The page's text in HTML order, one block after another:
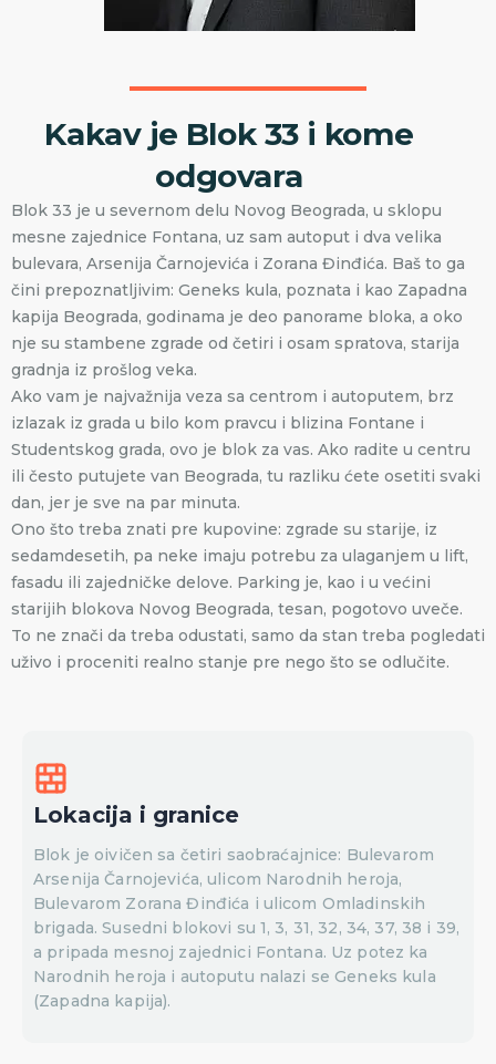
Kakav je Blok 33 i kome
odgovara
Blok 33 je u severnom delu Novog Beograda, u sklopu
mesne zajednice Fontana, uz sam autoput i dva velika
bulevara, Arsenija Čarnojevića i Zorana Đinđića. Baš to ga
čini prepoznatljivim: Geneks kula, poznata i kao Zapadna
kapija Beograda, godinama je deo panorame bloka, a oko
nje su stambene zgrade od četiri i osam spratova, starija
gradnja iz prošlog veka.
Ako vam je najvažnija veza sa centrom i autoputem, brz
izlazak iz grada u bilo kom pravcu i blizina Fontane i
Studentskog grada, ovo je blok za vas. Ako radite u centru
ili često putujete van Beograda, tu razliku ćete osetiti svaki
dan, jer je sve na par minuta.
Ono što treba znati pre kupovine: zgrade su starije, iz
sedamdesetih, pa neke imaju potrebu za ulaganjem u lift,
fasadu ili zajedničke delove. Parking je, kao i u većini
starijih blokova Novog Beograda, tesan, pogotovo uveče.
To ne znači da treba odustati, samo da stan treba pogledati
uživo i proceniti realno stanje pre nego što se odlučite.
Lokacija i granice
Blok je oivičen sa četiri saobraćajnice: Bulevarom
Arsenija Čarnojevića, ulicom Narodnih heroja,
Bulevarom Zorana Đinđića i ulicom Omladinskih
brigada. Susedni blokovi su 1, 3, 31, 32, 34, 37, 38 i 39,
a pripada mesnoj zajednici Fontana. Uz potez ka
Narodnih heroja i autoputu nalazi se Geneks kula
(Zapadna kapija).